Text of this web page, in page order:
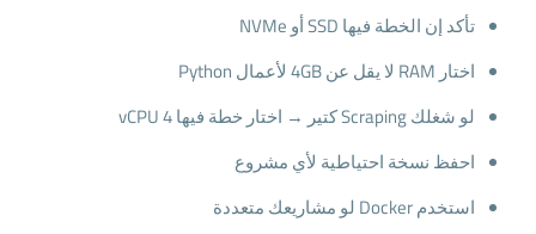
تأكد إن الخطة فيها SSD أو NVMe
اختار RAM لا يقل عن 4GB لأعمال Python
لو شغلك Scraping كتير → اختار خطة فيها 4 vCPU
احفظ نسخة احتياطية لأي مشروع
استخدم Docker لو مشاريعك متعددة